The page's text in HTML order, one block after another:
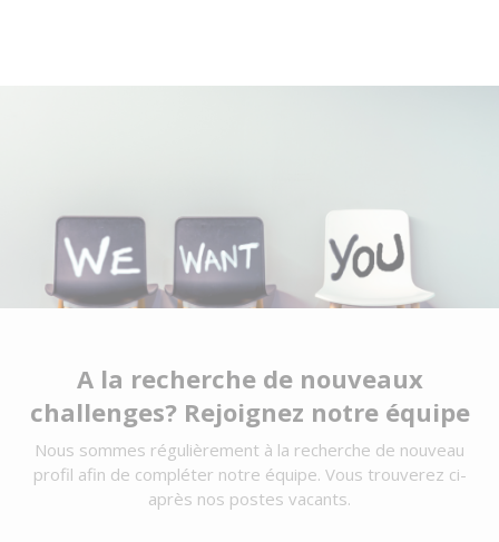
A la recherche de nouveaux
challenges? Rejoignez notre équipe
Nous sommes régulièrement à la recherche de nouveau
profil afin de compléter notre équipe. Vous trouverez ci-
après nos postes vacants.